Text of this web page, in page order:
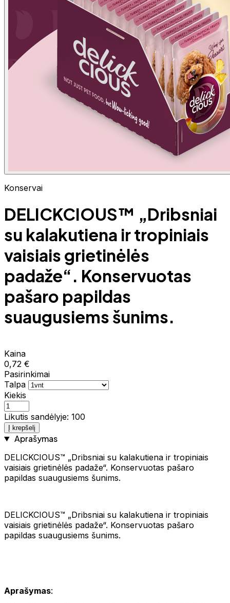
Konservai
DELICKCIOUS™ „Dribsniai
su kalakutiena ir tropiniais
vaisiais grietinėlės
padaže“. Konservuotas
pašaro papildas
suaugusiems šunims.
Kaina
0,72 €
Pasirinkimai
Talpa
Kiekis
Likutis sandėlyje: 100
Į krepšelį
Aprašymas
DELICKCIOUS™ „Dribsniai su kalakutiena ir tropiniais
vaisiais grietinėlės padaže“. Konservuotas pašaro
papildas suaugusiems šunims.
DELICKCIOUS™ „Dribsniai su kalakutiena ir tropiniais
vaisiais grietinėlės padaže“. Konservuotas pašaro
papildas suaugusiems šunims.
Aprašymas: